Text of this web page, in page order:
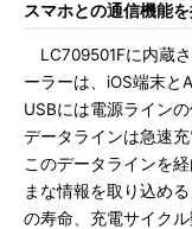
スマホとの通信機能
LC709501Fに内蔵
ーラーは、iOS端末と
USBには電源ライン
データラインは急速
このデータラインを
まな情報を取り込め
の寿命、充電サイク